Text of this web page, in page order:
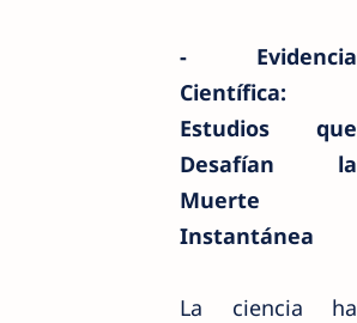
- Evidencia
Científica:
Estudios que
Desafían la
Muerte
Instantánea
La ciencia ha